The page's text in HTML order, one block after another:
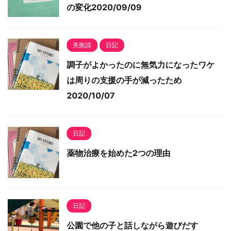
の変化2020/09/09
失敗談 日記
調子がよかったのに無気力になったワケ
は周りの支援の手が減ったため
2020/10/07
日記
薬物治療を始めた2つの理由
日記
公園で他の子と話しながら遊びだす